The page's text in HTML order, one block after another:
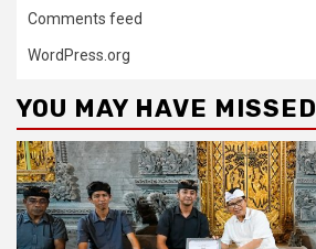
Comments feed
WordPress.org
YOU MAY HAVE MISSED